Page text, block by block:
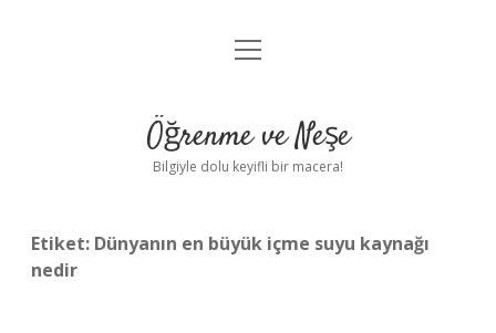
Anasayfa
Yasal Uyarı
menüyü
Öğrenme ve Neşe
Bilgiyle dolu keyifli bir macera!
Etiket: Dünyanın en büyük içme suyu kaynağı
nedir